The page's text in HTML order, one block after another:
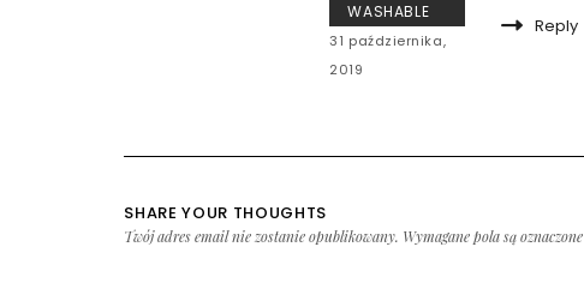
WASHABLE
31 października,
2019
Reply
SHARE YOUR THOUGHTS
Twój adres email nie zostanie opublikowany. Wymagane pola są oznaczone